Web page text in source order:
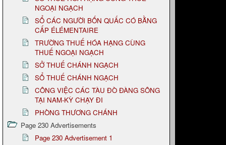
NGOẠI NGẠCH
SỔ CÁC NGƯỜI BỐN QUẤC CÓ BẰNG
CẤP ÉLÉMENTAIRE
TRƯỜNG THUẾ HÓA HẠNG CÙNG
THUẾ NGOẠI NGẠCH
SỞ THUẾ CHÁNH NGẠCH
SỔ THUẾ CHÁNH NGẠCH
CÔNG VIỆC CÁC TÀU ĐÒ ĐÀNG SÔNG
TẠI NAM-KỲ CHẠY ĐI
PHÒNG THƯƠNG CHÁNH
Page 230 Advertisements
Page 230 Advertisement 1